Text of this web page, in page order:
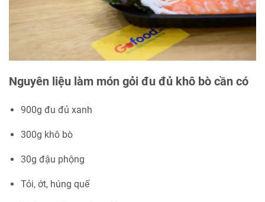
Nguyên liệu làm món gỏi đu đủ khô bò cần có
900g đu đủ xanh
300g khô bò
30g đậu phộng
Tỏi, ớt, húng quế